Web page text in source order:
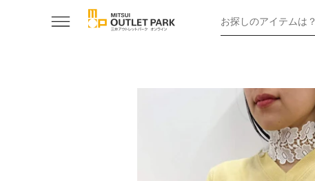
お探しのアイテムは？